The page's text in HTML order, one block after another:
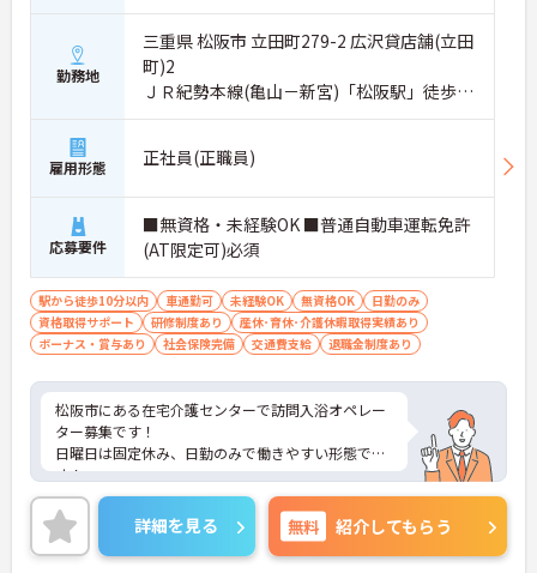
勤務地
三重県 松阪市 立田町279-2 広沢貸店舗(立田
町)2
ＪＲ紀勢本線(亀山－新宮)「松阪駅」徒歩8
分
雇用形態 正社員(正職員)
応募要件
■無資格・未経験OK ■普通自動車運転免許
(AT限定可)必須
駅から徒歩10分以内 車通勤可 未経験OK 無資格OK
日勤のみ
資格取得サポート
研修制度あり
産休･育休･介護休暇取得実績あり
ボーナス・賞与あり
社会保険完備 交通費支給 退職金制度あり
松阪市にある在宅介護センターで訪問入浴オペレー
ター募集です！
日曜日は固定休み、日勤のみで働きやすい形態で
す！
別業界・未経験からの転職も多いので研修制度も充
実しています！
ご興味ある方には、面接対策ポイントなど、詳細を
お話しいたしますのでお気軽にご相談ください。
詳細を見る 無料 紹介してもらう